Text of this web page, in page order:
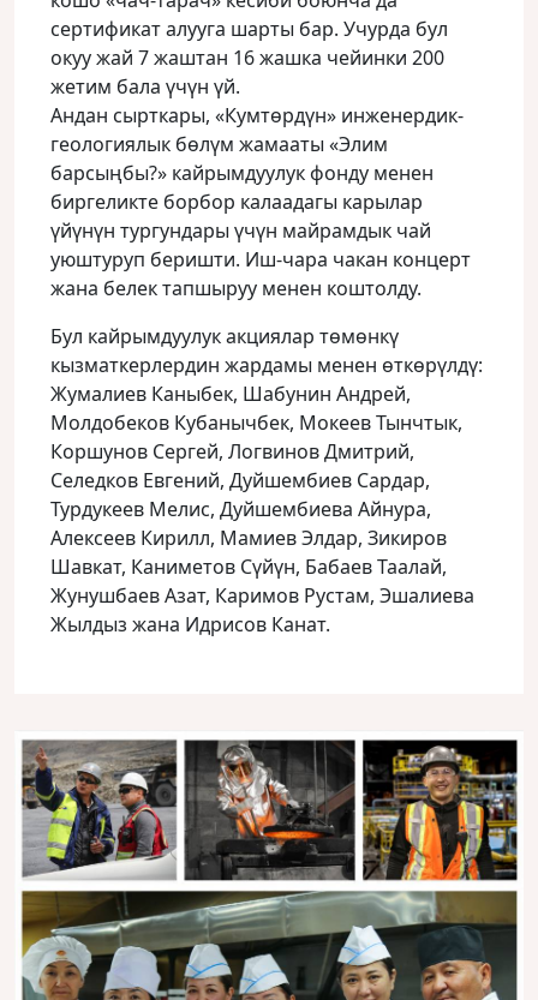
сертификат алууга шарты бар. Учурда бул
окуу жай 7 жаштан 16 жашка чейинки 200
жетим бала үчүн үй.
Андан сырткары, «Кумтөрдүн» инженердик-
геологиялык бөлүм жамааты «Элим
барсыңбы?» кайрымдуулук фонду менен
биргеликте борбор калаадагы карылар
үйүнүн тургундары үчүн майрамдык чай
уюштуруп беришти. Иш-чара чакан концерт
жана белек тапшыруу менен коштолду.
Бул кайрымдуулук акциялар төмөнкү
кызматкерлердин жардамы менен өткөрүлдү:
Жумалиев Каныбек, Шабунин Андрей,
Молдобеков Кубанычбек, Мокеев Тынчтык,
Коршунов Сергей, Логвинов Дмитрий,
Селедков Евгений, Дуйшембиев Сардар,
Турдукеев Мелис, Дуйшембиева Айнура,
Алексеев Кирилл, Мамиев Элдар, Зикиров
Шавкат, Каниметов Сүйүн, Бабаев Таалай,
Жунушбаев Азат, Каримов Рустам, Эшалиева
Жылдыз жана Идрисов Канат.